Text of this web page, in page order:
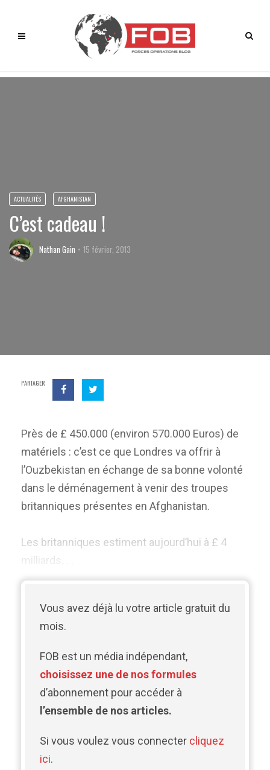
ACTUALITÉS AFGHANISTAN
C’est cadeau !
Nathan Gain 15 février, 2013
PARTAGER
Près de £ 450.000 (environ 570.000 Euros) de
matériels : c’est ce que Londres va offrir à
l’Ouzbekistan en échange de sa bonne volonté
dans le déménagement à venir des troupes
britanniques présentes en Afghanistan.
Les britanniques estiment aujourd’hui à £ 4
milliards. . .
Vous avez déjà lu votre article gratuit du
mois.
FOB est un média indépendant,
choisissez une de nos formules
d’abonnement pour accéder à
l’ensemble de nos articles.
Si vous voulez vous connecter cliquez
ici.